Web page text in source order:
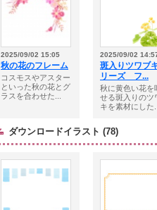
2025/09/02 15:05
秋の花のフレーム
コスモスやアスター
といった秋の花とグ
ラスを合わせた...
2025/09/02
斑入りツワブ
リーズ フ...
秋に黄色い花を
せる斑入りのツ
キを素材にした
ダウンロードイラスト (78)